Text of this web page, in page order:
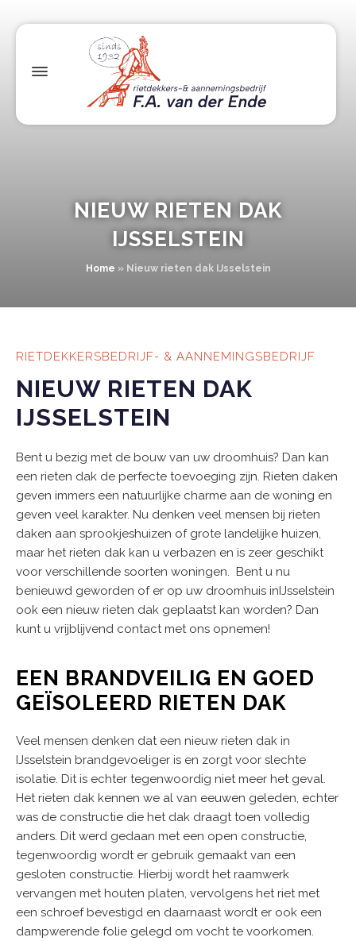
NIEUW RIETEN DAK
IJSSELSTEIN
Home » Nieuw rieten dak IJsselstein
RIETDEKKERSBEDRIJF- & AANNEMINGSBEDRIJF
NIEUW RIETEN DAK
IJSSELSTEIN
Bent u bezig met de bouw van uw droomhuis? Dan kan
een rieten dak de perfecte toevoeging zijn. Rieten daken
geven immers een natuurlijke charme aan de woning en
geven veel karakter. Nu denken veel mensen bij rieten
daken aan sprookjeshuizen of grote landelijke huizen,
maar het rieten dak kan u verbazen en is zeer geschikt
voor verschillende soorten woningen. Bent u nu
benieuwd geworden of er op uw droomhuis inIJsselstein
ook een nieuw rieten dak geplaatst kan worden? Dan
kunt u vrijblijvend contact met ons opnemen!
EEN BRANDVEILIG EN GOED
GEÏSOLEERD RIETEN DAK
Veel mensen denken dat een nieuw rieten dak in
IJsselstein brandgevoeliger is en zorgt voor slechte
isolatie. Dit is echter tegenwoordig niet meer het geval.
Het rieten dak kennen we al van eeuwen geleden, echter
was de constructie die het dak draagt toen volledig
anders. Dit werd gedaan met een open constructie,
tegenwoordig wordt er gebruik gemaakt van een
gesloten constructie. Hierbij wordt het raamwerk
vervangen met houten platen, vervolgens het riet met
een schroef bevestigd en daarnaast wordt er ook een
dampwerende folie gelegd om vocht te voorkomen.